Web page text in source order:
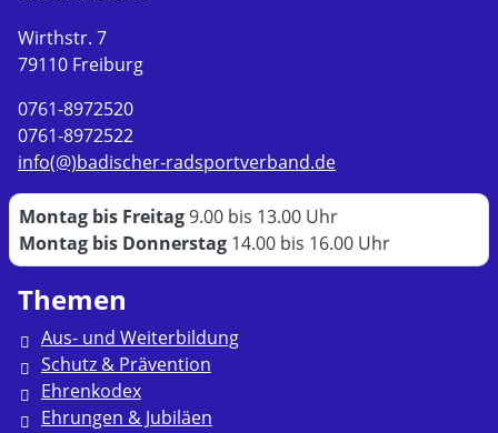
Wirthstr. 7
79110 Freiburg
0761-8972520
0761-8972522
info(@)badischer-radsportverband.de
Montag bis Freitag9.00 bis 13.00 Uhr
Montag bis Donnerstag 14.00 bis 16.00 Uhr
Themen
Aus- und Weiterbildung
Schutz & Prävention
Ehrenkodex
Ehrungen & Jubiläen